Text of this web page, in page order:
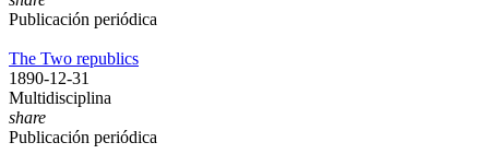
Publicación periódica
The Two republics
1890-12-31
Multidisciplina
share
Publicación periódica